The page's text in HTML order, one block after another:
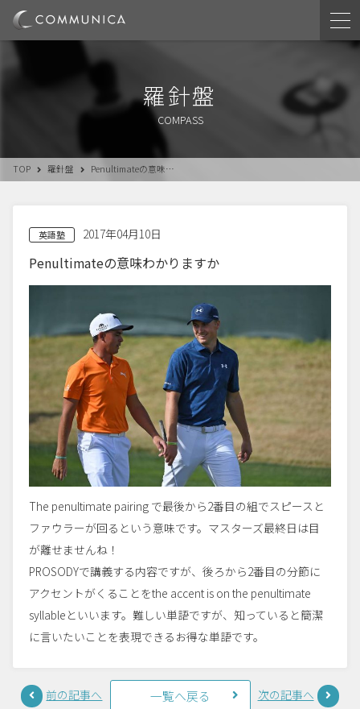
羅針盤
COMPASS
TOP 羅針盤 Penultimateの意味…
英語塾 2017年04月10日
Penultimateの意味わかりますか
The penultimate pairing で最後から2番目の組でスピースと
ファウラーが回るという意味です。マスターズ最終日は目
が離せませんね！
PROSODYで講義する内容ですが、後ろから2番目の分節に
アクセントがくることをthe accent is on the penultimate
syllableといいます。難しい単語ですが、知っていると簡潔
に言いたいことを表現できるお得な単語です。
前の記事へ 一覧へ戻る 次の記事へ